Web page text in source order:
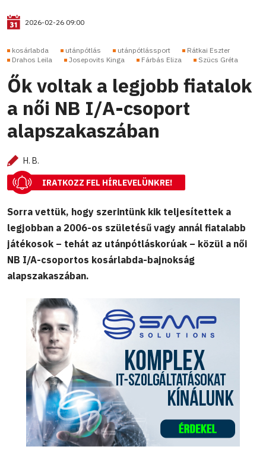
2026-02-26 09:00
kosárlabda utánpótlás utánpótlássport
Rátkai Eszter
Drahos Leila
Josepovits Kinga Fárbás Eliza Szücs Gréta
Ők voltak a legjobb fiatalok
a női NB I/A-csoport
alapszakaszában
H. B.
IRATKOZZ FEL HÍRLEVELÜNKRE!
Sorra vettük, hogy szerintünk kik teljesítettek a
legjobban a 2006-os születésű vagy annál fiatalabb
játékosok – tehát az utánpótláskorúak – közül a női
NB I/A-csoportos kosárlabda-bajnokság
alapszakaszában.